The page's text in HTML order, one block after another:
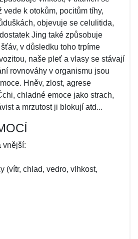
vede k otokům, pocitům tíhy,
objevuje se celulitida,
Jing také způsobuje
v důsledku toho trpíme
naše pleť a vlasy se stávají
rovnováhy v organismu jsou
Hněv, zlost, agrese
chladné emoce jako strach,
a mrzutost ji blokují atd...
vnější:
(vítr, chlad, vedro, vlhkost,